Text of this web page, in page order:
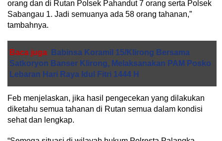
orang dan di Rutan Polsek Pahandut 7 orang serta Polsek
Sabangau 1. Jadi semuanya ada 58 orang tahanan,”
tambahnya.
Baca juga
Babinsa Koramil 15/Klirong Bersama
Satkoryon Banser Klirong, Melaksanakan PAM Posko
Lebaran Hari Raya Idul Fitri 1444 H
Feb menjelaskan, jika hasil pengecekan yang dilakukan
diketahu semua tahanan di Rutan semua dalam kondisi
sehat dan lengkap.